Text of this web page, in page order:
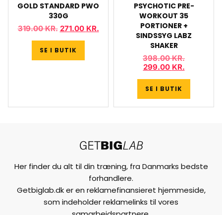
GOLD STANDARD PWO
330G
319.00KR. 271.00 KR.
SE I BUTIK
PSYCHOTIC PRE-
WORKOUT 35
PORTIONER +
SINDSSYG LABZ
SHAKER
398.00KR.
299.00 KR.
SE I BUTIK
Her finder du alt til din træning, fra Danmarks bedste
forhandlere.
Getbiglab.dk er en reklamefinansieret hjemmeside,
som indeholder reklamelinks til vores